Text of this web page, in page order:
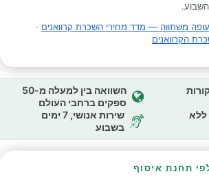
משתווה — מדד מחירי השכרת קרוואנים ·
הקרוואנים
ביקורות
השוואה בין למעלה מ-50
ספקים ברחבי העולם
ללא
שירות אנושי, 7 ימים
בשבוע
תחנת איסוף